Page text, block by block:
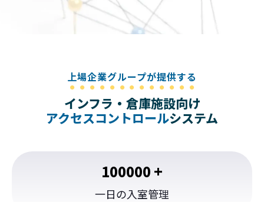
上場企業グループが提供する
インフラ・倉庫施設向け
アクセスコントロールシステム
100000 +
一日の入室管理